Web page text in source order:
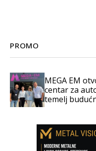
PROMO
MEGA EM
centar za
temelj